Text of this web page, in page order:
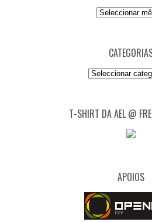
Arquivo
Categorias
T-SHIRT DA AEL @
APOIOS